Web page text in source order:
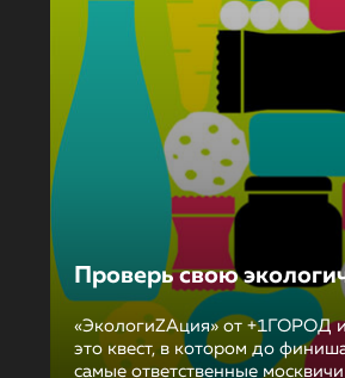
Проверь свою
«ЭкологиZAция» от +1ГОРОД
это квест, в котором до
самые ответственные москвичи